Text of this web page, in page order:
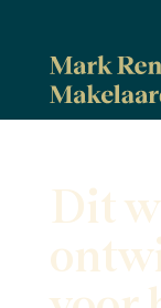
Dit